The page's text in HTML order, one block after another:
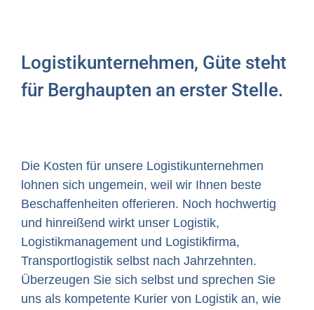
Logistikunternehmen, Güte steht
für Berghaupten an erster Stelle.
Die Kosten für unsere Logistikunternehmen
lohnen sich ungemein, weil wir Ihnen beste
Beschaffenheiten offerieren. Noch hochwertig
und hinreißend wirkt unser Logistik,
Logistikmanagement und Logistikfirma,
Transportlogistik selbst nach Jahrzehnten.
Überzeugen Sie sich selbst und sprechen Sie
uns als kompetente Kurier von Logistik an, wie